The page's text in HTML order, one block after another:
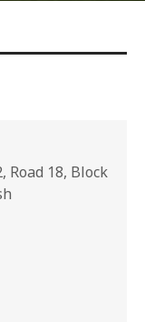
Road 18, Block